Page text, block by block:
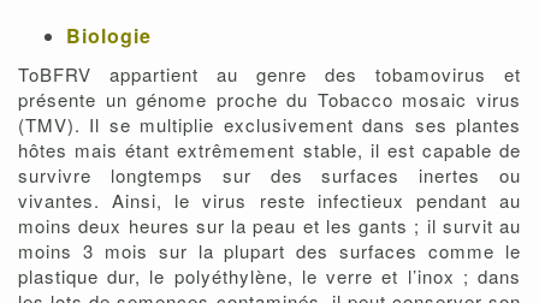
Biologie
ToBFRV appartient au genre des tobamovirus et
présente un génome proche du Tobacco mosaic virus
(TMV). Il se multiplie exclusivement dans ses plantes
hôtes mais étant extrêmement stable, il est capable de
survivre longtemps sur des surfaces inertes ou
vivantes. Ainsi, le virus reste infectieux pendant au
moins deux heures sur la peau et les gants ; il survit au
moins 3 mois sur la plupart des surfaces comme le
plastique dur, le polyéthylène, le verre et l’inox ; dans